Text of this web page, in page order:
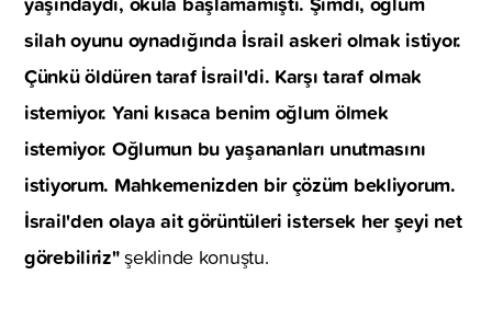
silah oyunu oynadığında İsrail askeri olmak istiyor.
Çünkü öldüren taraf İsrail'di. Karşı taraf olmak
istemiyor. Yani kısaca benim oğlum ölmek
istemiyor. Oğlumun bu yaşananları unutmasını
istiyorum. Mahkemenizden bir çözüm bekliyorum.
İsrail'den olaya ait görüntüleri istersek her şeyi net
görebiliriz"şeklinde konuştu.